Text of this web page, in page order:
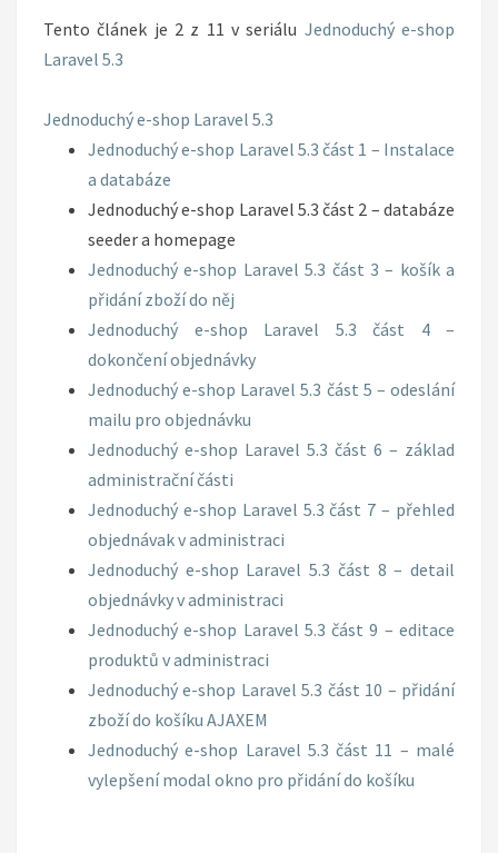
SEEDER
Tento článek je 2 z 11 v seriálu Jednoduchý e-shop
Laravel 5.3
Jednoduchý e-shop Laravel 5.3
Jednoduchý e-shop Laravel 5.3 část 1 – Instalace
a databáze
Jednoduchý e-shop Laravel 5.3 část 2 – databáze
seeder a homepage
Jednoduchý e-shop Laravel 5.3 část 3 – košík a
přidání zboží do něj
Jednoduchý e-shop Laravel 5.3 část 4 –
dokončení objednávky
Jednoduchý e-shop Laravel 5.3 část 5 – odeslání
mailu pro objednávku
Jednoduchý e-shop Laravel 5.3 část 6 – základ
administrační části
Jednoduchý e-shop Laravel 5.3 část 7 – přehled
objednávak v administraci
Jednoduchý e-shop Laravel 5.3 část 8 – detail
objednávky v administraci
Jednoduchý e-shop Laravel 5.3 část 9 – editace
produktů v administraci
Jednoduchý e-shop Laravel 5.3 část 10 – přidání
zboží do košíku AJAXEM
Jednoduchý e-shop Laravel 5.3 část 11 – malé
vylepšení modal okno pro přidání do košíku